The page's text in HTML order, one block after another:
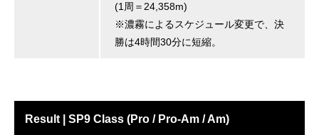
(1周＝24,358m)
※濃霧によるスケジュール変更で、決
勝は4時間30分に短縮。
Result | SP9 Class (Pro / Pro-Am / Am)